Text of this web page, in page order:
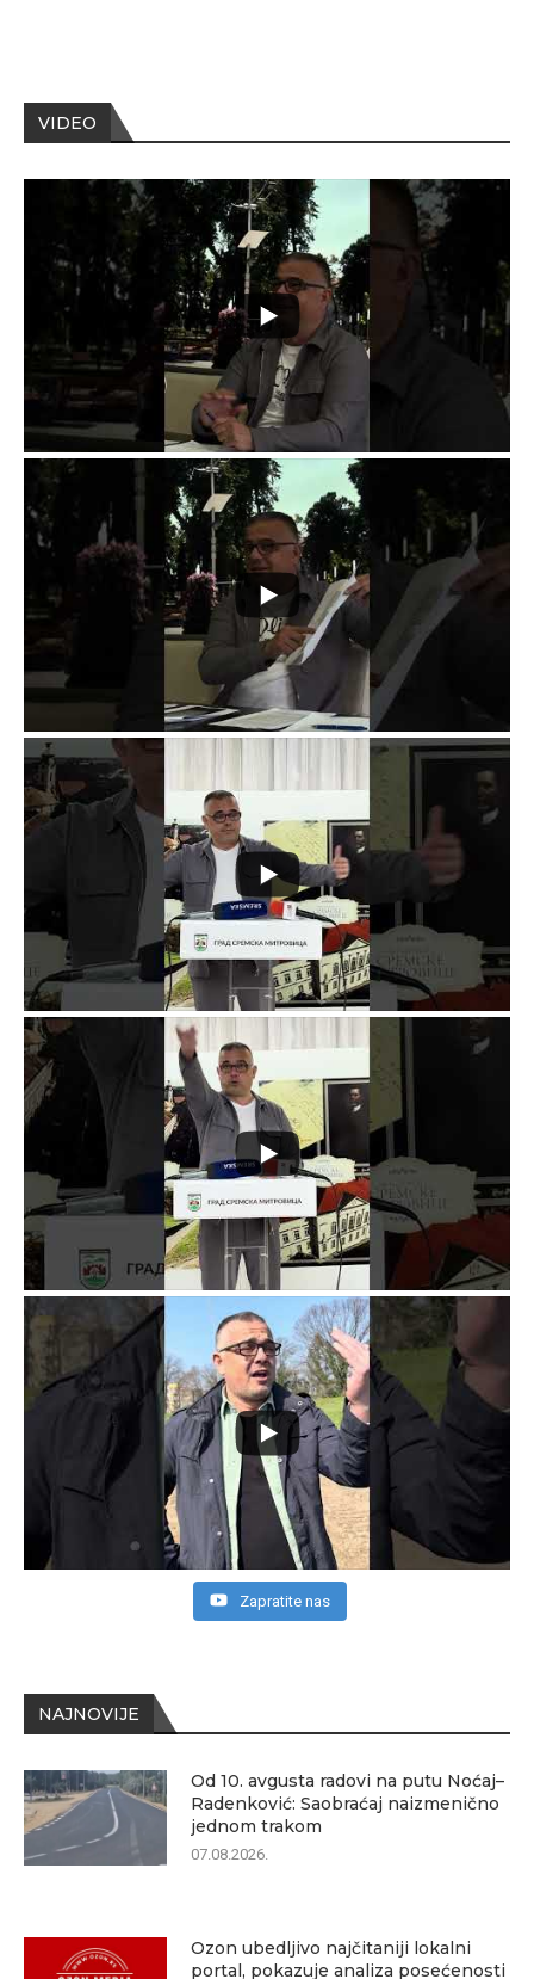
NAJNOVIJE
Od 10. avgusta radovi na putu Noćaj–
Radenković: Saobraćaj naizmenično
jednom trakom
07.08.2026.
Ozon ubedljivo najčitaniji lokalni
portal, pokazuje analiza posećenosti
VIDEO
Zapratite nas